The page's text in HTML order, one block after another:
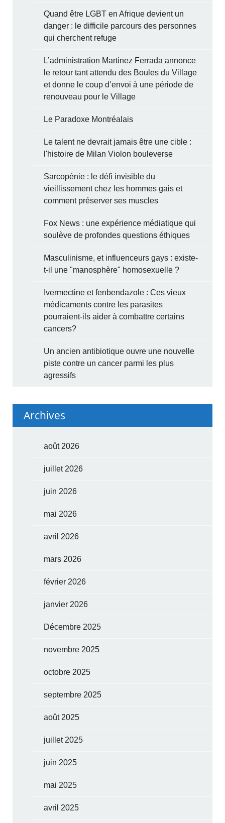
Quand être LGBT en Afrique devient un
danger : le difficile parcours des personnes
qui cherchent refuge
L’administration Martinez Ferrada annonce
le retour tant attendu des Boules du Village
et donne le coup d’envoi à une période de
renouveau pour le Village
Le Paradoxe Montréalais
Le talent ne devrait jamais être une cible :
l'histoire de Milan Violon bouleverse
Sarcopénie : le défi invisible du
vieillissement chez les hommes gais et
comment préserver ses muscles
Fox News : une expérience médiatique qui
soulève de profondes questions éthiques
Masculinisme, et influenceurs gays : existe-
t-il une "manosphère" homosexuelle ?
Ivermectine et fenbendazole : Ces vieux
médicaments contre les parasites
pourraient-ils aider à combattre certains
cancers?
Un ancien antibiotique ouvre une nouvelle
piste contre un cancer parmi les plus
agressifs
Archives
août 2026
juillet 2026
juin 2026
mai 2026
avril 2026
mars 2026
février 2026
janvier 2026
Décembre 2025
novembre 2025
octobre 2025
septembre 2025
août 2025
juillet 2025
juin 2025
mai 2025
avril 2025